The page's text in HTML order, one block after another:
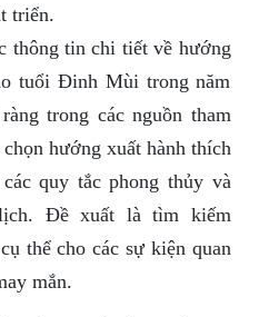
triển.
thông tin chi tiết về hướng
tuổi Đinh Mùi trong năm
trong các nguồn tham
hướng xuất hành thích
quy tắc phong thủy và
Đề xuất là tìm kiếm
thể cho các sự kiện quan
mắn.